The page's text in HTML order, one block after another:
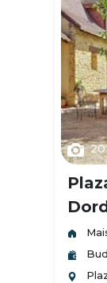
20